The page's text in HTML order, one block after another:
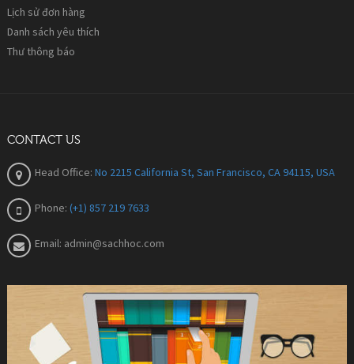
Lịch sử đơn hàng
Danh sách yêu thích
Thư thông báo
CONTACT US
Head Office: No 2215 California St, San Francisco, CA 94115, USA
Phone: (+1) 857 219 7633
Email: admin@sachhoc.com